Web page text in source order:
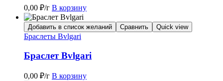
0,00 ₽/г В корзину
Добавить в список желаний Сравнить Quick view
Браслеты Bvlgari
Браслет Bvlgari
0,00 ₽/г В корзину